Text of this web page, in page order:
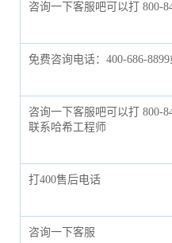
咨询一下客服吧可以打 800-
免费咨询电话：400-686-8899
咨询一下客服吧可以打 800-
联系哈希工程师
打400售后电话
咨询一下客服